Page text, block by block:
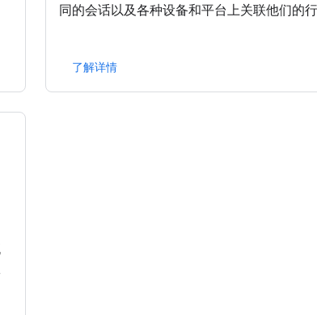
同的会话以及各种设备和平台上关联他们的行
了解详情